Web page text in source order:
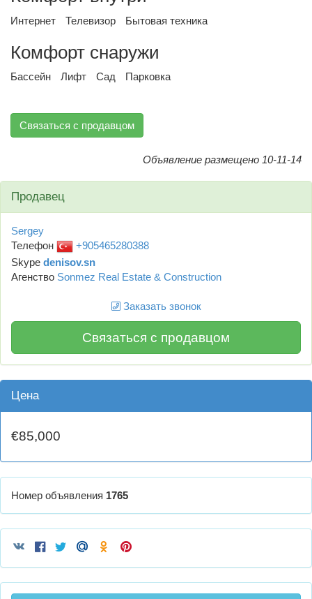
Интернет Телевизор Бытовая техника
Комфорт снаружи
Бассейн Лифт Сад Парковка
Связаться с продавцом
Объявление размещено 10-11-14
Продавец
Sergey
Телефон
+905465280388
Skype denisov.sn
Агенство Sonmez Real Estate & Construction
Заказать звонок
Связаться с продавцом
Цена
€85,000
Номер объявления 1765